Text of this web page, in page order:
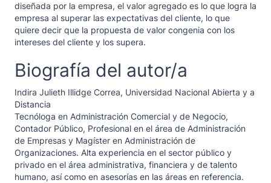
diseñada por la empresa, el valor agregado es lo que logra la
empresa al superar las expectativas del cliente, lo que
quiere decir que la propuesta de valor congenia con los
intereses del cliente y los supera.
Biografía del autor/a
Indira Julieth Illidge Correa, Universidad Nacional Abierta y a
Distancia
Tecnóloga en Administración Comercial y de Negocio,
Contador Público, Profesional en el área de Administración
de Empresas y Magíster en Administración de
Organizaciones. Alta experiencia en el sector público y
privado en el área administrativa, financiera y de talento
humano, así como en asesorías en las áreas en referencia.